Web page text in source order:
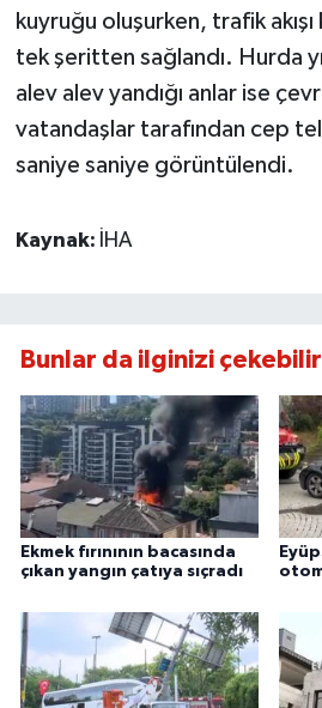
kuyruğu oluşurken, trafik
tek şeritten sağlandı. Hurda
alev alev yandığı anlar ise
vatandaşlar tarafından cep
saniye saniye görüntülendi.
Kaynak: İHA
Bunlar da ilginizi çekebilir
Ekmek fırınının bacasında
çıkan yangın çatıya sıçradı